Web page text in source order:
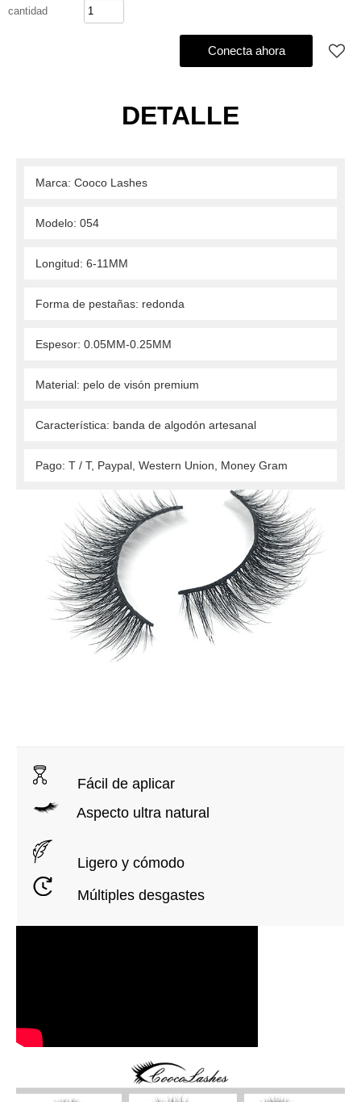
cantidad
Conecta ahora
DETALLE
Marca: Cooco Lashes
Modelo: 054
Longitud: 6-11MM
Forma de pestañas: redonda
Espesor: 0.05MM-0.25MM
Material: pelo de visón premium
Característica: banda de algodón artesanal
Pago: T / T, Paypal, Western Union, Money Gram
Fácil de aplicar
Aspecto ultra natural
Ligero y cómodo
Múltiples desgastes